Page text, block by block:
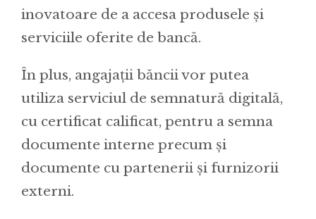
inovatoare de a accesa produsele și
serviciile oferite de bancă.
În plus, angajații băncii vor putea
utiliza serviciul de semnatură digitală,
cu certificat calificat, pentru a semna
documente interne precum și
documente cu partenerii și furnizorii
externi.